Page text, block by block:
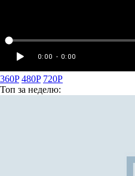
360P 480P 720P
Топ за неделю: